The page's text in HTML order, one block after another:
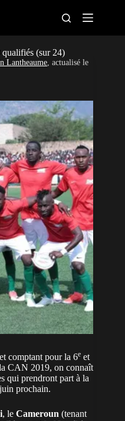
féminine
sportifs
(sur 24)
Lantheaume, actualisé le
comptant pour la 6e et
CAN 2019, on connaît
qui prendront part à la
prochain.
, le Cameroun (tenant